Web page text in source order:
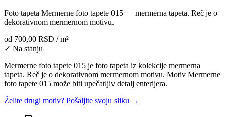
Foto tapeta Mermerne foto tapete 015 — mermerna tapeta. Reč je o
dekorativnom mermernom motivu.
od 700,00 RSD / m²
✓ Na stanju
Mermerne foto tapete 015 je foto tapeta iz kolekcije mermerna
tapeta. Reč je o dekorativnom mermernom motivu. Motiv Mermerne
foto tapete 015 može biti upečatljiv detalj enterijera.
Želite drugi motiv? Pošaljite svoju sliku →